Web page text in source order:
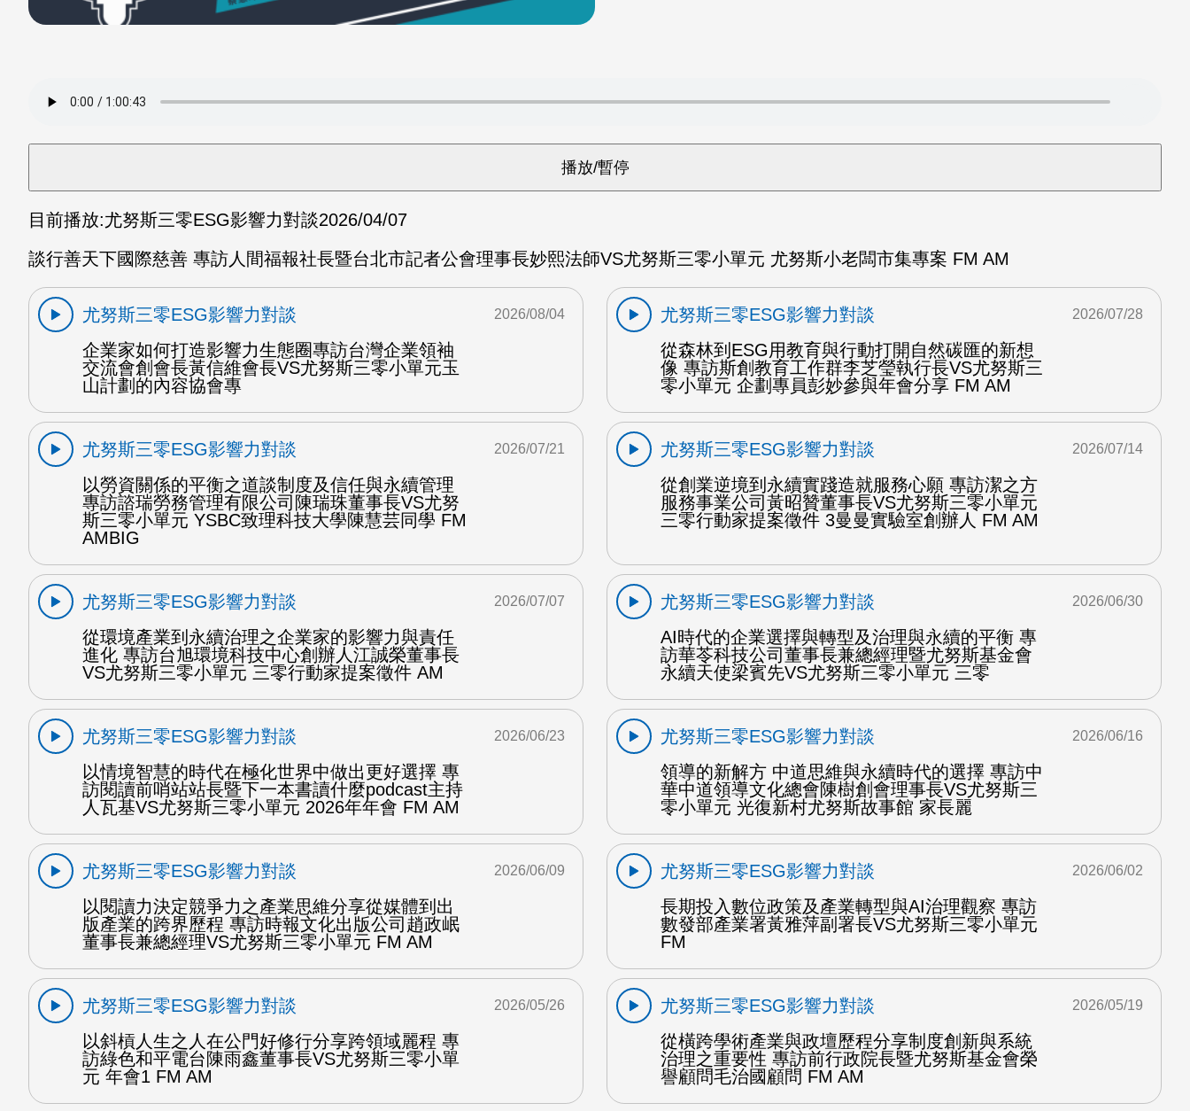
目前播放:尤努斯三零ESG影響力對談2026/04/07
談行善天下國際慈善 專訪人間福報社長暨台北市記者公會理事長妙熙法師VS尤努斯三零小單元 尤努斯小老闆市集專案 FM AM
尤努斯三零ESG影響力對談
企業家如何打造影響力生態圈專訪台灣企業領袖
交流會創會長黃信維會長VS尤努斯三零小單元玉
山計劃的內容協會專
2026/08/04
尤努斯三零ESG影響力對談
從森林到ESG用教育與行動打開自然碳匯的新想
像 專訪斯創教育工作群李芝瑩執行長VS尤努斯三
零小單元 企劃專員彭妙參與年會分享 FM AM
2026/07/28
尤努斯三零ESG影響力對談
以勞資關係的平衡之道談制度及信任與永續管理
專訪諮瑞勞務管理有限公司陳瑞珠董事長VS尤努
斯三零小單元 YSBC致理科技大學陳慧芸同學 FM
AMBIG
2026/07/21
尤努斯三零ESG影響力對談
從創業逆境到永續實踐造就服務心願 專訪潔之方
服務事業公司黃昭贊董事長VS尤努斯三零小單元
三零行動家提案徵件 3曼曼實驗室創辦人 FM AM
2026/07/14
尤努斯三零ESG影響力對談
從環境產業到永續治理之企業家的影響力與責任
進化 專訪台旭環境科技中心創辦人江誠榮董事長
VS尤努斯三零小單元 三零行動家提案徵件 AM
2026/07/07
尤努斯三零ESG影響力對談
AI時代的企業選擇與轉型及治理與永續的平衡 專
訪華苓科技公司董事長兼總經理暨尤努斯基金會
永續天使梁賓先VS尤努斯三零小單元 三零
2026/06/30
尤努斯三零ESG影響力對談
以情境智慧的時代在極化世界中做出更好選擇 專
訪閱讀前哨站站長暨下一本書讀什麼podcast主持
人瓦基VS尤努斯三零小單元 2026年年會 FM AM
2026/06/23
尤努斯三零ESG影響力對談
領導的新解方 中道思維與永續時代的選擇 專訪中
華中道領導文化總會陳樹創會理事長VS尤努斯三
零小單元 光復新村尤努斯故事館 家長麗
2026/06/16
尤努斯三零ESG影響力對談
以閱讀力決定競爭力之產業思維分享從媒體到出
版產業的跨界歷程 專訪時報文化出版公司趙政岷
董事長兼總經理VS尤努斯三零小單元 FM AM
2026/06/09
尤努斯三零ESG影響力對談
長期投入數位政策及產業轉型與AI治理觀察 專訪
數發部產業署黃雅萍副署長VS尤努斯三零小單元
FM
2026/06/02
尤努斯三零ESG影響力對談
以斜槓人生之人在公門好修行分享跨領域麗程 專
訪綠色和平電台陳雨鑫董事長VS尤努斯三零小單
元 年會1 FM AM
2026/05/26
尤努斯三零ESG影響力對談
從橫跨學術產業與政壇歷程分享制度創新與系統
治理之重要性 專訪前行政院長暨尤努斯基金會榮
譽顧問毛治國顧問 FM AM
2026/05/19